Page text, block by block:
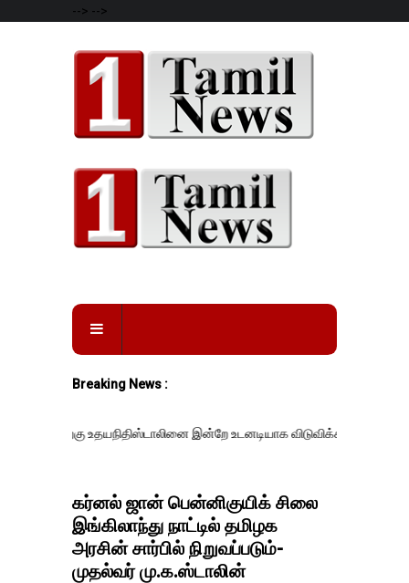
--> -->
Breaking News :
உதயநிதிஸ்டாலினை இன்றே உடனடியாக விடுவிக்கப்பட வேண்.
கர்னல் ஜான் பென்னிகுயிக் சிலை
இங்கிலாந்து நாட்டில் தமிழக
அரசின் சார்பில் நிறுவப்படும்-
முதல்வர் மு.க.ஸ்டாலின்